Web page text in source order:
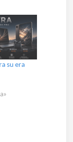
su era